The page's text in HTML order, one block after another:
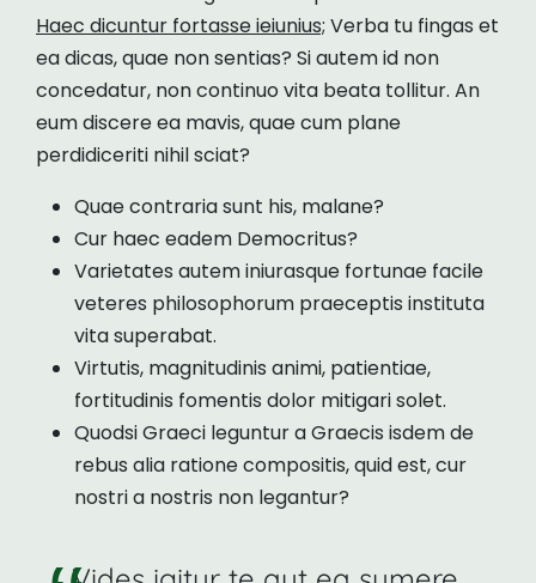
Haec dicuntur fortasse ieiunius; Verba tu fingas et
ea dicas, quae non sentias? Si autem id non
concedatur, non continuo vita beata tollitur. An
eum discere ea mavis, quae cum plane
perdidiceriti nihil sciat?
Quae contraria sunt his, malane?
Cur haec eadem Democritus?
Varietates autem iniurasque fortunae facile
veteres philosophorum praeceptis instituta
vita superabat.
Virtutis, magnitudinis animi, patientiae,
fortitudinis fomentis dolor mitigari solet.
Quodsi Graeci leguntur a Graecis isdem de
rebus alia ratione compositis, quid est, cur
nostri a nostris non legantur?